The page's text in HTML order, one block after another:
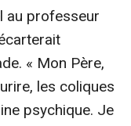
au professeur
« Mon Père,
les coliques
psychique. Je